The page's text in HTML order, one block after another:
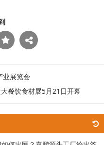
业展览会
餐饮食材展5月21日开幕